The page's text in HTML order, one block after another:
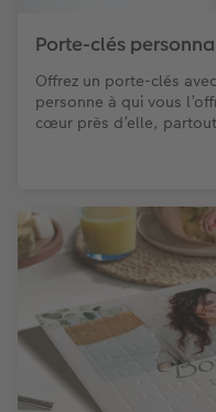
Porte-clés
Offrez un porte-clés
personne à qui vous
cœur près d’elle,